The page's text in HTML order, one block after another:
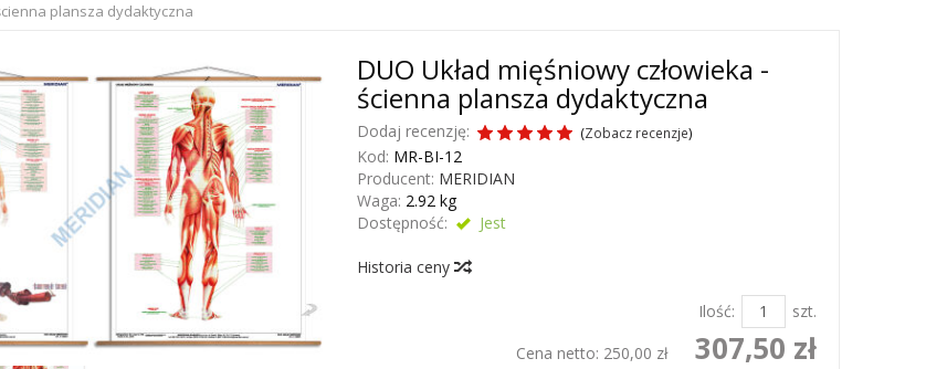
plansza dydaktyczna
DUO Układ mięśniowy człowieka -
ścienna plansza dydaktyczna
Dodaj recenzję: (Zobacz recenzje)
Kod: MR-BI-12
Producent: MERIDIAN
Waga: 2.92kg
Dostępność:
Jest
Historia ceny
Ilość:
szt.
Cena netto: 250,00 zł 307,50 zł